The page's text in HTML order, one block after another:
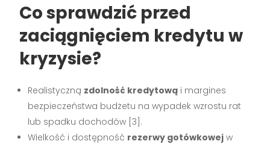
Co sprawdzić przed
zaciągnięciem kredytu w
kryzysie?
Realistyczną zdolność kredytową i margines
bezpieczeństwa budżetu na wypadek wzrostu rat
lub spadku dochodów [3].
Wielkość i dostępność rezerwy gotówkowej w